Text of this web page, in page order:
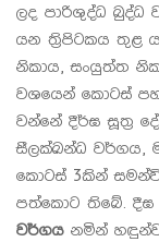
ලද පාරිශුද්ධ
යන ත්‍රිපිටකය තුළ
නිකාය, සංයුත්ත
වශයෙන් කොටස්
වන්නේ දීර්ඝ සූත්‍ර
සීලක්ඛන්ධ වර්ගය,
කොටස් 3කින්
පත්කොට තිබේ. දීඝ
වර්ගය නමින්